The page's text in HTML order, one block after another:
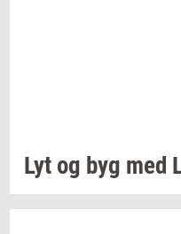
Lyt og byg med